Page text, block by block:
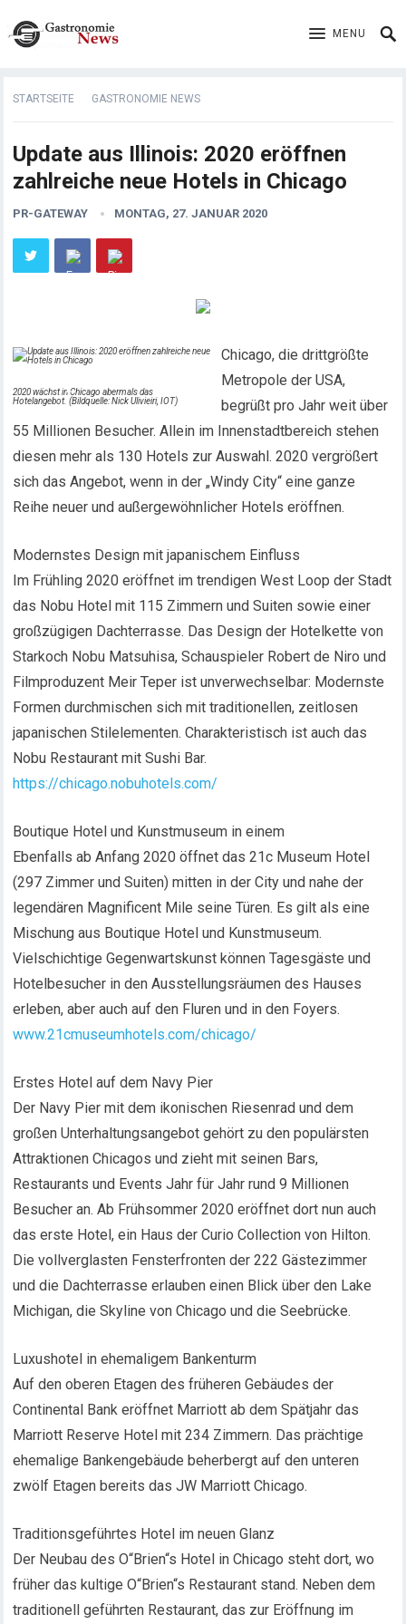
MENU
STARTSEITE GASTRONOMIE NEWS
Update aus Illinois: 2020 eröffnen
zahlreiche neue Hotels in Chicago
PR-GATEWAY MONTAG, 27. JANUAR 2020
2020 wächst in Chicago abermals das
Hotelangebot. (Bildquelle: Nick Ulivieiri, IOT)
Chicago, die drittgrößte
Metropole der USA,
begrüßt pro Jahr weit über
55 Millionen Besucher. Allein im Innenstadtbereich stehen
diesen mehr als 130 Hotels zur Auswahl. 2020 vergrößert
sich das Angebot, wenn in der „Windy City“ eine ganze
Reihe neuer und außergewöhnlicher Hotels eröffnen.
Modernstes Design mit japanischem Einfluss
Im Frühling 2020 eröffnet im trendigen West Loop der Stadt
das Nobu Hotel mit 115 Zimmern und Suiten sowie einer
großzügigen Dachterrasse. Das Design der Hotelkette von
Starkoch Nobu Matsuhisa, Schauspieler Robert de Niro und
Filmproduzent Meir Teper ist unverwechselbar: Modernste
Formen durchmischen sich mit traditionellen, zeitlosen
japanischen Stilelementen. Charakteristisch ist auch das
Nobu Restaurant mit Sushi Bar.
https://chicago.nobuhotels.com/
Boutique Hotel und Kunstmuseum in einem
Ebenfalls ab Anfang 2020 öffnet das 21c Museum Hotel
(297 Zimmer und Suiten) mitten in der City und nahe der
legendären Magnificent Mile seine Türen. Es gilt als eine
Mischung aus Boutique Hotel und Kunstmuseum.
Vielschichtige Gegenwartskunst können Tagesgäste und
Hotelbesucher in den Ausstellungsräumen des Hauses
erleben, aber auch auf den Fluren und in den Foyers.
www.21cmuseumhotels.com/chicago/
Erstes Hotel auf dem Navy Pier
Der Navy Pier mit dem ikonischen Riesenrad und dem
großen Unterhaltungsangebot gehört zu den populärsten
Attraktionen Chicagos und zieht mit seinen Bars,
Restaurants und Events Jahr für Jahr rund 9 Millionen
Besucher an. Ab Frühsommer 2020 eröffnet dort nun auch
das erste Hotel, ein Haus der Curio Collection von Hilton.
Die vollverglasten Fensterfronten der 222 Gästezimmer
und die Dachterrasse erlauben einen Blick über den Lake
Michigan, die Skyline von Chicago und die Seebrücke.
Luxushotel in ehemaligem Bankenturm
Auf den oberen Etagen des früheren Gebäudes der
Continental Bank eröffnet Marriott ab dem Spätjahr das
Marriott Reserve Hotel mit 234 Zimmern. Das prächtige
ehemalige Bankengebäude beherbergt auf den unteren
zwölf Etagen bereits das JW Marriott Chicago.
Traditionsgeführtes Hotel im neuen Glanz
Der Neubau des O“Brien“s Hotel in Chicago steht dort, wo
früher das kultige O“Brien“s Restaurant stand. Neben dem
traditionell geführten Restaurant, das zur Eröffnung im